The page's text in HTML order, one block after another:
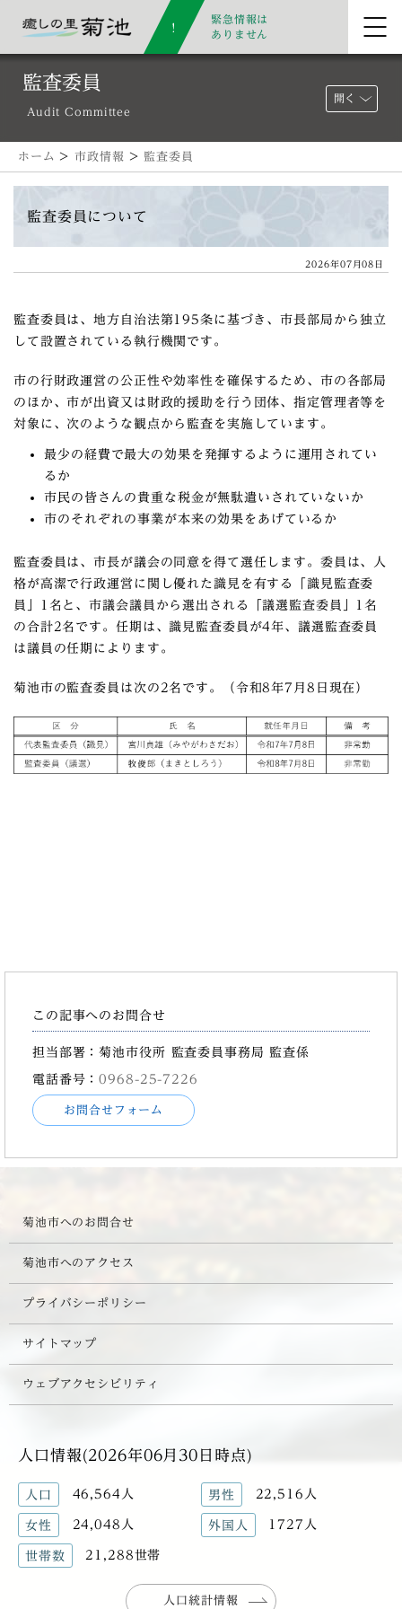
緊急情報は
ありません
監査委員
Audit Committee
開く
ホーム >市政情報 > 監査委員
監査委員について
2026年07月08日
監査委員は、地方自治法第195条に基づき、市長部局から独立
して設置されている執行機関です。
市の行財政運営の公正性や効率性を確保するため、市の各部局
のほか、市が出資又は財政的援助を行う団体、指定管理者等を
対象に、次のような観点から監査を実施しています。
最少の経費で最大の効果を発揮するように運用されてい
るか
市民の皆さんの貴重な税金が無駄遣いされていないか
市のそれぞれの事業が本来の効果をあげているか
監査委員は、市長が議会の同意を得て選任します。委員は、人
格が高潔で行政運営に関し優れた識見を有する「識見監査委
員」1名と、市議会議員から選出される「議選監査委員」1名
の合計2名です。任期は、識見監査委員が4年、議選監査委員
は議員の任期によります。
菊池市の監査委員は次の2名です。（令和8年7月8日現在）
この記事へのお問合せ
担当部署：菊池市役所 監査委員事務局 監査係
電話番号：0968-25-7226
お問合せフォーム
菊池市へのお問合せ
菊池市へのアクセス
プライバシーポリシー
サイトマップ
ウェブアクセシビリティ
人口情報(2026年06月30日時点)
人口 46,564人 男性 22,516人
女性 24,048人 外国人 1727人
世帯数 21,288世帯
人口統計情報